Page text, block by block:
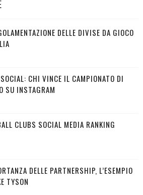
DELLE DIVISE DA GIOCO
CHI VINCE IL CAMPIONATO DI
SU INSTAGRAM
CLUBS SOCIAL MEDIA RANKING
DELLE PARTNERSHIP, L’ESEMPIO
TYSON